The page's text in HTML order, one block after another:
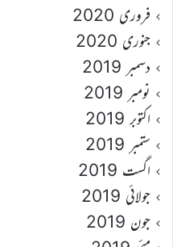
فروری 2020
جنوری 2020
دسمبر 2019
نومبر 2019
اکتوبر 2019
ستمبر 2019
اگست 2019
جولائی 2019
جون 2019